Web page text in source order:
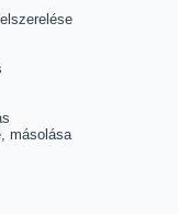
másolása